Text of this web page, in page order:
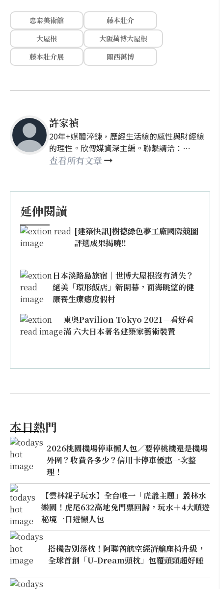
忠泰美術館
藤本壯介
大屋根
大阪萬博大屋根
藤本壯介展
關西萬博
許家禎
20年+媒體淬鍊，歷經生活線的感性與財經線
的理性。欣傳媒資深主編。聯繫請洽：
nellyhsu@xinmedia.com
查看所有文章
延伸閱讀
[建築快訊]樹德綠色夢工廠國際競圖
評選成果揭曉!!
日本淡路島旅宿｜世博大屋根沒有消失？
絕美「環形飯店」新開幕，面海眺望的健
康養生療癒度假村
東奧Pavilion Tokyo 2021－看好看
滿 六大日本著名建築家藝術裝置
本日熱門
2026桃園機場停車懶人包／要停桃機還是機場
外圍？收費各多少？信用卡停車優惠一次整
理！
【雲林親子玩水】全台唯一「虎爺主題」叢林水
樂園！虎尾632高地免門票回歸，玩水＋4大順遊
秘境一日遊懶人包
搭機告別落枕！阿聯酋航空經濟艙座椅升級，
全球首創「U-Dream頭枕」包覆頭頸超好睡